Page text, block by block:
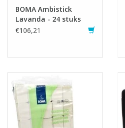
BOMA Ambistick
Lavanda - 24 stuks
€106,21